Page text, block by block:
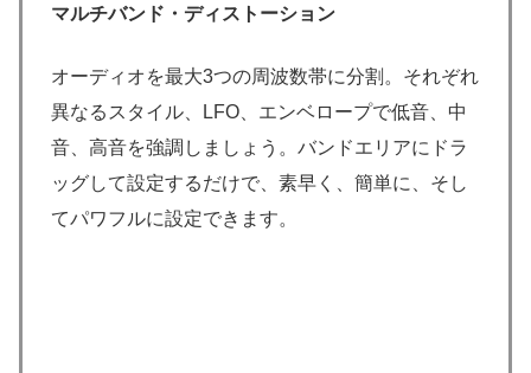
マルチバンド・ディストーション
オーディオを最大3つの周波数帯に分割。それぞれ
異なるスタイル、LFO、エンベロープで低音、中
音、高音を強調しましょう。バンドエリアにドラ
ッグして設定するだけで、素早く、簡単に、そし
てパワフルに設定できます。